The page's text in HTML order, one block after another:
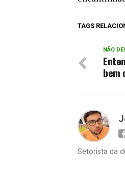
TAGS
NÃO
bem
Setorista da